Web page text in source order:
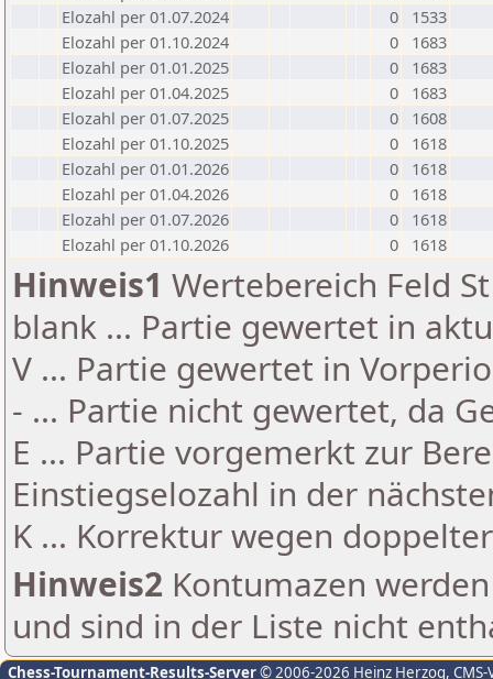
Elozahl per 01.07.2024
0
1533
Elozahl per 01.10.2024
0
1683
Elozahl per 01.01.2025
0
1683
Elozahl per 01.04.2025
0
1683
Elozahl per 01.07.2025
0
1608
Elozahl per 01.10.2025
0
1618
Elozahl per 01.01.2026
0
1618
Elozahl per 01.04.2026
0
1618
Elozahl per 01.07.2026
0
1618
Elozahl per 01.10.2026
0 1618
Hinweis1 Wertebereich Feld
blank ... Partie gewertet in
V ... Partie gewertet in
- ... Partie nicht gewertet, da
E ... Partie vorgemerkt zur
Einstiegselozahl in der
K ... Korrektur wegen
Hinweis2 Kontumazen
und sind in der Liste nicht
Chess-Tournament-Results-Server© 2006-2026 Heinz Herzog,